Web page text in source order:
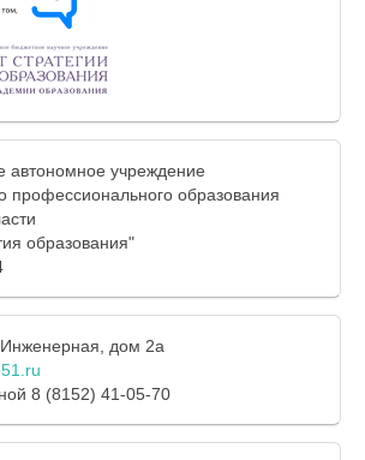
автономное учреждение
профессионального образования
образования"
дом 2а
8 (8152) 41-05-70